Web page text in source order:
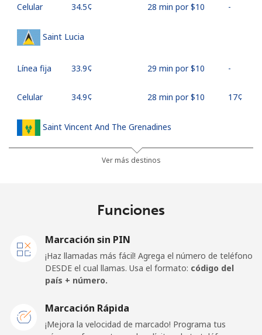
Celular ⁦34.5¢⁩ 28 min por ⁦$10⁩ -
Saint Lucia
Línea fija ⁦33.9¢⁩ 29 min por ⁦$10⁩ -
Celular ⁦34.9¢⁩ 28 min por ⁦$10⁩ ⁦17¢⁩
Saint Vincent And The Grenadines
32 min por ⁦$10⁩
Línea fija
⁦133.9¢⁩
San Marino
Ver más destinos
Funciones
Marcación sin PIN
¡Haz llamadas más fácil! Agrega el número de teléfono
DESDE el cual llamas. Usa el formato: código del
país + número.
Marcación Rápida
¡Mejora la velocidad de marcado! Programa tus